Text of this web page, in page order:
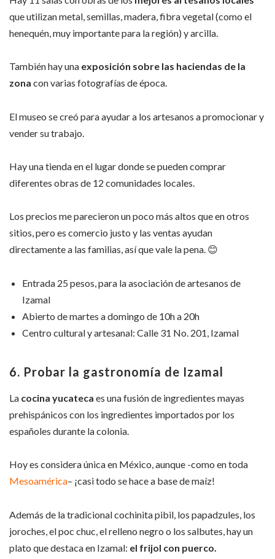
que utilizan metal, semillas, madera, fibra vegetal (como el
henequén, muy importante para la región) y arcilla.
También hay una exposición sobre las haciendas de la
zona con varias fotografías de época.
El museo se creó para ayudar a los artesanos a promocionar y
vender su trabajo.
Hay una tienda en el lugar donde se pueden comprar
diferentes obras de 12 comunidades locales.
Los precios me parecieron un poco más altos que en otros
sitios, pero es comercio justo y las ventas ayudan
directamente a las familias, así que vale la pena. 😊
Entrada 25 pesos, para la asociación de artesanos de
Izamal
Abierto de martes a domingo de 10h a 20h
Centro cultural y artesanal: Calle 31 No. 201, Izamal
6. Probar la gastronomía de Izamal
La cocina yucateca es una fusión de ingredientes mayas
prehispánicos con los ingredientes importados por los
españoles durante la colonia.
Hoy es considera única en México, aunque -como en toda
Mesoamérica– ¡casi todo se hace a base de maíz!
Además de la tradicional cochinita pibil, los papadzules, los
joroches, el poc chuc, el relleno negro o los salbutes, hay un
plato que destaca en Izamal: el frijol con puerco.